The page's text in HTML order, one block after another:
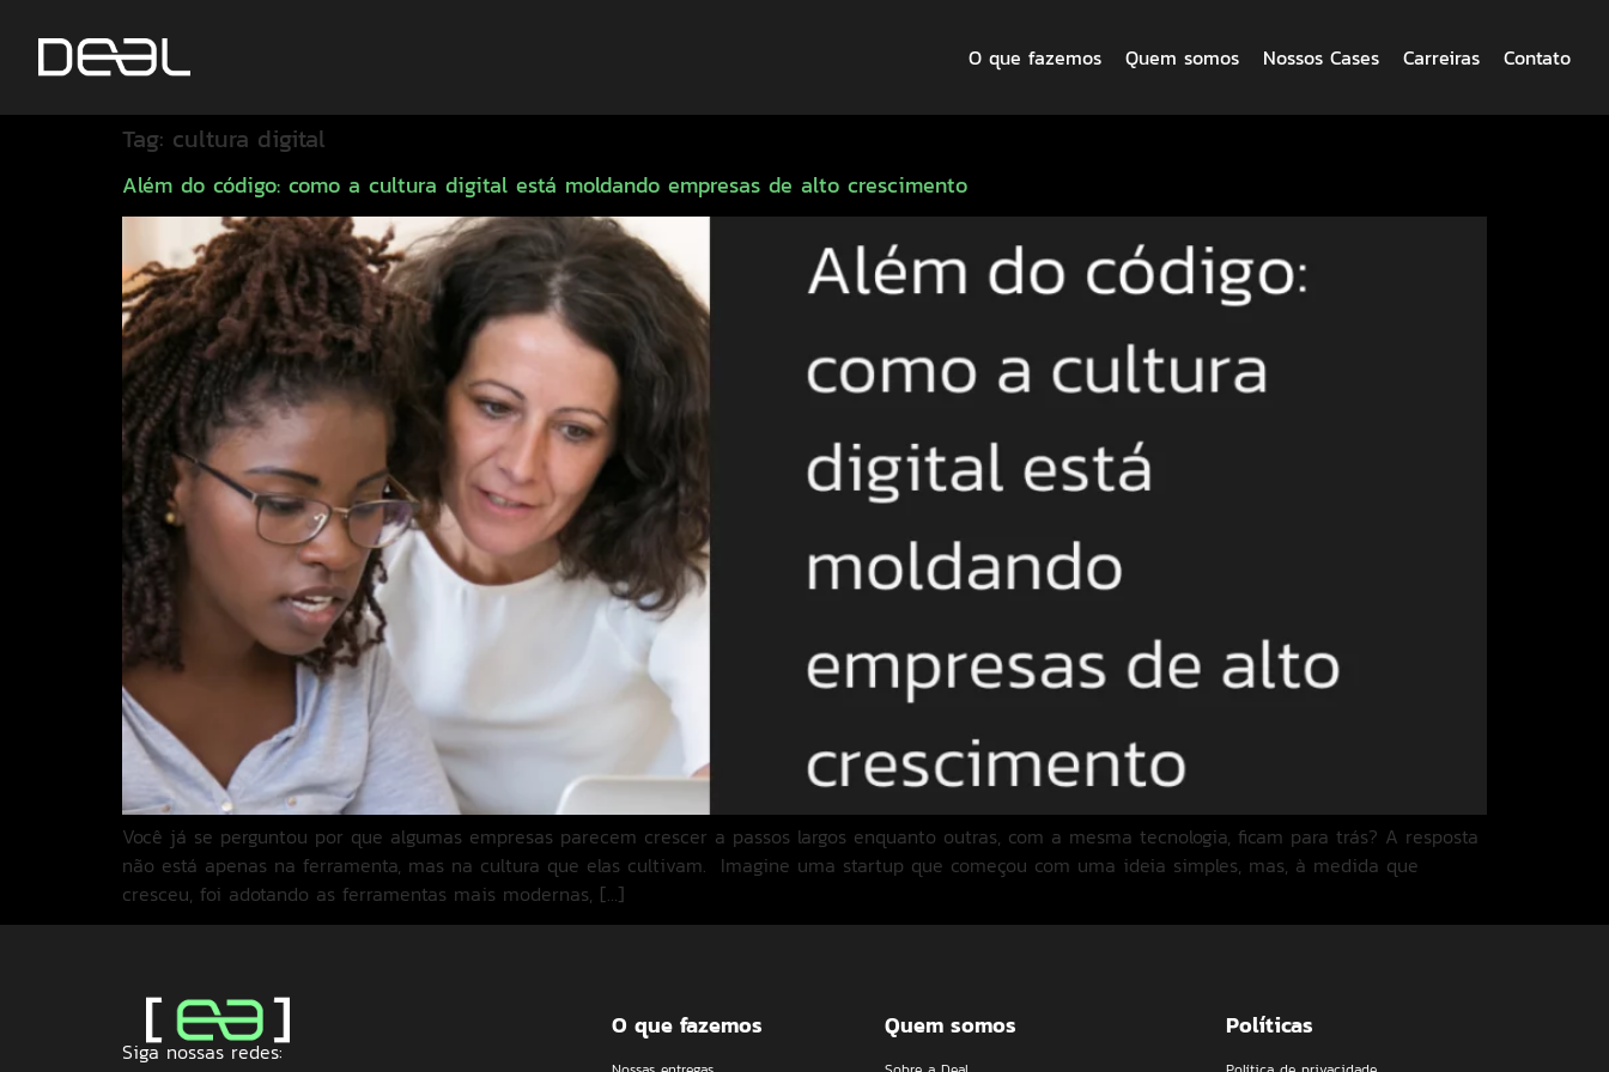
O que fazemos Quem somos Nossos Cases Carreiras Contato
Tag: cultura digital
Além do código: como a cultura digital está moldando empresas de alto crescimento
Você já se perguntou por que algumas empresas parecem crescer a passos largos enquanto outras, com a mesma tecnologia, ficam para trás? A resposta
não está apenas na ferramenta, mas na cultura que elas cultivam. Imagine uma startup que começou com uma ideia simples, mas, à medida que
cresceu, foi adotando as ferramentas mais modernas, […]
Siga nossas redes:
O que fazemos Quem somos Políticas